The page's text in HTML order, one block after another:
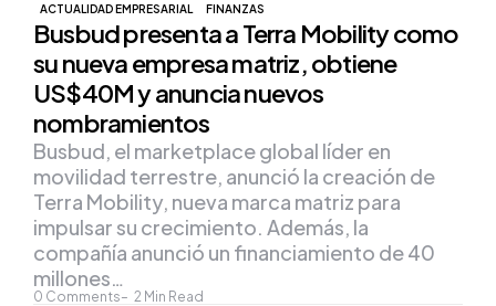
ACTUALIDAD EMPRESARIAL FINANZAS
Busbud presenta a Terra Mobility como
su nueva empresa matriz, obtiene
US$40M y anuncia nuevos
nombramientos
0 Comments 2 Min Read
Busbud, el marketplace global líder en
movilidad terrestre, anunció la creación de
Terra Mobility, nueva marca matriz para
impulsar su crecimiento. Además, la
compañía anunció un financiamiento de 40
millones…